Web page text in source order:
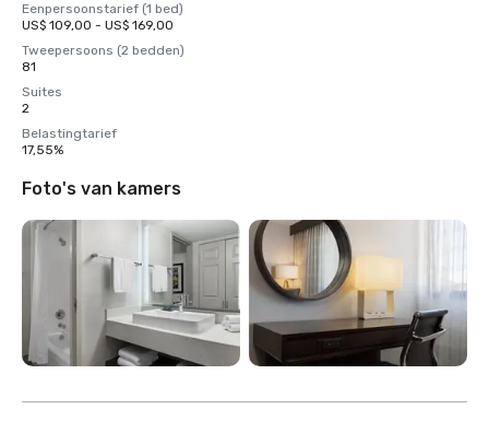
Eenpersoonstarief (1 bed)
US$ 109,00 - US$ 169,00
Tweepersoons (2 bedden)
81
Suites
2
Belastingtarief
17,55%
Foto's van kamers